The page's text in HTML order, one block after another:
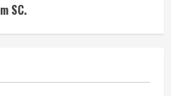
SC.